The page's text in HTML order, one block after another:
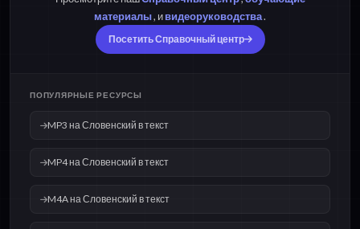
OGG на Словенский
WAV на Словенский
в текст
материалы, ивидеоруководства.
Посетить Справочный центр
ПОПУЛЯРНЫЕ РЕСУРСЫ
MP3 на Словенский в текст
MP4 на Словенский в текст
M4A на Словенский в текст